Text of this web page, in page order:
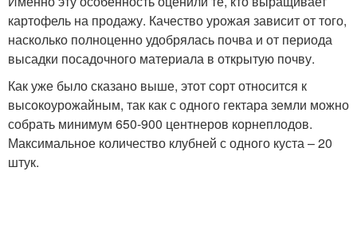
картофель на продажу. Качество урожая зависит от того,
насколько полноценно удобрялась почва и от периода
высадки посадочного материала в открытую почву.
Как уже было сказано выше, этот сорт относится к
высокоурожайным, так как с одного гектара земли можно
собрать минимум 650-900 центнеров корнеплодов.
Максимальное количество клубней с одного куста – 20
штук.